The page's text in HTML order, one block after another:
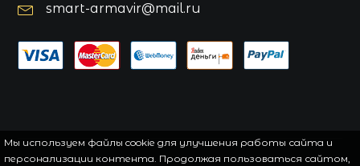
smart-armavir@mail.ru
Мы используем файлы cookie для улучшения работы сайта и
персонализации контента. Продолжая пользоваться сайтом,